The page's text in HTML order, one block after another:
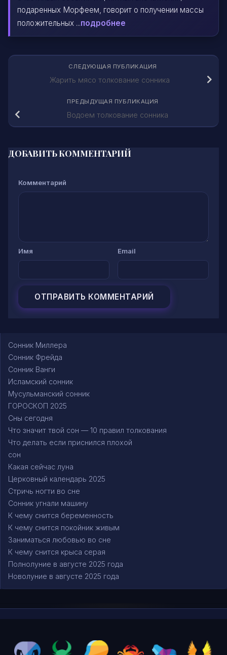
подаренных Морфеем, говорит о получении массы
положительных ...подробнее
СЛЕДУЮЩАЯ ПУБЛИКАЦИЯ
Жарить мясо толкование сонника
ПРЕДЫДУЩАЯ ПУБЛИКАЦИЯ
Водоем толкование сонника
ДОБАВИТЬ КОММЕНТАРИЙ
Комментарий
Имя Email
Сонник Миллера
Сонник Фрейда
Сонник Ванги
Исламский сонник
Мусульманский сонник
ГОРОСКОП 2025
Сны сегодня
Что значит твой сон — 10 правил толкования
Что делать если приснился плохой
сон
Какая сейчас луна
Церковный календарь 2025
Стричь ногти во сне
Сонник угнали машину
К чему снится беременность
К чему снится покойник живым
Заниматься любовью во сне
К чему снится крыса серая
Полнолуние в августе 2025 года
Новолуние в августе 2025 года